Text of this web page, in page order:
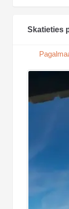
Skatieties